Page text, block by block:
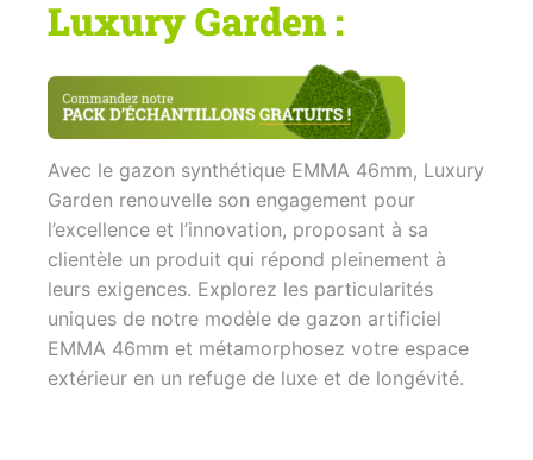
Luxury Garden :
Avec le gazon synthétique EMMA 46mm, Luxury
Garden renouvelle son engagement pour
l’excellence et l’innovation, proposant à sa
clientèle un produit qui répond pleinement à
leurs exigences. Explorez les particularités
uniques de notre modèle de gazon artificiel
EMMA 46mm et métamorphosez votre espace
extérieur en un refuge de luxe et de longévité.